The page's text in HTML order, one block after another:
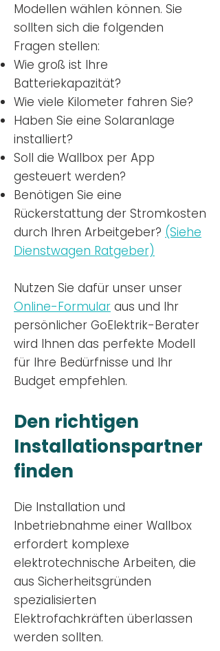
Modellen wählen können. Sie
sollten sich die folgenden
Fragen stellen:
Wie groß ist Ihre
Batteriekapazität?
Wie viele Kilometer fahren Sie?
Haben Sie eine Solaranlage
installiert?
Soll die Wallbox per App
gesteuert werden?
Benötigen Sie eine
Rückerstattung der Stromkosten
durch Ihren Arbeitgeber? (Siehe
Dienstwagen Ratgeber)
Nutzen Sie dafür unser unser
Online-Formular aus und Ihr
persönlicher GoElektrik-Berater
wird Ihnen das perfekte Modell
für Ihre Bedürfnisse und Ihr
Budget empfehlen.
Den richtigen
Installationspartner
finden
Die Installation und
Inbetriebnahme einer Wallbox
erfordert komplexe
elektrotechnische Arbeiten, die
aus Sicherheitsgründen
spezialisierten
Elektrofachkräften überlassen
werden sollten.